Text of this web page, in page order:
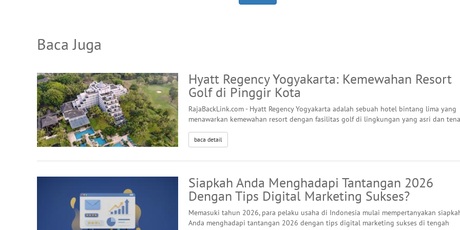
Baca Juga
Hyatt Regency Yogyakarta: Kemewahan Resort
Golf di Pinggir Kota
RajaBackLink.com - Hyatt Regency Yogyakarta adalah sebuah hotel bintang lima yang
menawarkan kemewahan resort dengan fasilitas golf di lingkungan yang asri dan
baca detail
Siapkah Anda Menghadapi Tantangan 2026
Dengan Tips Digital Marketing Sukses?
Memasuki tahun 2026, para pelaku usaha di Indonesia mulai mempertanyakan
Anda menghadapi tantangan 2026 dengan tips digital marketing sukses di tengah